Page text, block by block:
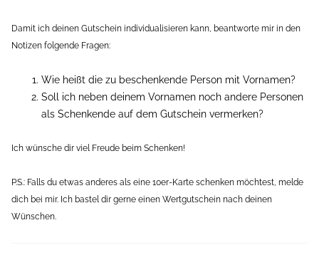
Damit ich deinen Gutschein individualisieren kann, beantworte mir in den
Notizen folgende Fragen:
Wie heißt die zu beschenkende Person mit Vornamen?
Soll ich neben deinem Vornamen noch andere Personen
als Schenkende auf dem Gutschein vermerken?
Ich wünsche dir viel Freude beim Schenken!
P.S.: Falls du etwas anderes als eine 10er-Karte schenken möchtest, melde
dich bei mir. Ich bastel dir gerne einen Wertgutschein nach deinen
Wünschen.